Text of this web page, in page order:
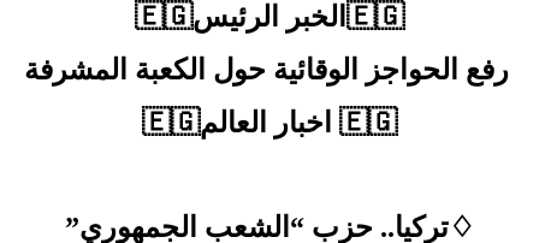
🇪🇬الخبر الرئيس🇪🇬
رفع الحواجز الوقائية حول الكعبة المشرفة
🇪🇬 اخبار العالم🇪🇬
♢تركيا.. حزب “الشعب الجمهوري”